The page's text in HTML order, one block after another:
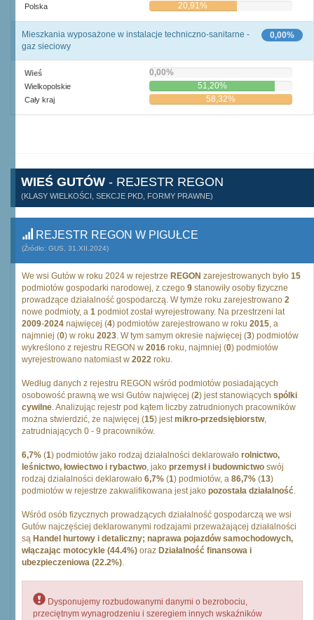
Polska 20,91%
0,00%
Mieszkania wyposażone w instalacje techniczno-sanitarne -
gaz sieciowy
Wieś 0,00%
Wielkopolskie 51,20%
Cały kraj 58,32%
WIEŚ GUTÓW - REJESTR REGON
(KLASY WIELKOŚCI, SEKCJE PKD, FORMY PRAWNE)
REJESTR REGON W PIGUŁCE
(Źródło: GUS, 31.XII.2024)
We wsi Gutów w roku 2024 w rejestrze REGON zarejestrowanych było 15
podmiotów gospodarki narodowej, z czego 9 stanowiły osoby fizyczne
prowadzące działalność gospodarczą. W tymże roku zarejestrowano 2
nowe podmioty, a 1 podmiot został wyrejestrowany. Na przestrzeni lat
2009-2024 najwięcej (4) podmiotów zarejestrowano w roku 2015, a
najmniej (0) w roku 2023. W tym samym okresie najwięcej (3) podmiotów
wykreślono z rejestru REGON w 2016 roku, najmniej (0) podmiotów
wyrejestrowano natomiast w 2022 roku.
Według danych z rejestru REGON wśród podmiotów posiadających
osobowość prawną we wsi Gutów najwięcej (2) jest stanowiących spólki
cywilne. Analizując rejestr pod kątem liczby zatrudnionych pracowników
można stwierdzić, że najwięcej (15) jestmikro-przedsiębiorstw,
zatrudniających 0 - 9 pracowników.
6,7% (1) podmiotów jako rodzaj działalności deklarowało rolnictwo,
leśnictwo, łowiectwo i rybactwo, jako przemysł i budownictwo swój
rodzaj działalności deklarowało 6,7% (1) podmiotów, a 86,7% (13)
podmiotów w rejestrze zakwalifikowana jest jako pozostała działalność.
Wśród osób fizycznych prowadzących działalność gospodarczą we wsi
Gutów najczęściej deklarowanymi rodzajami przeważającej działalności
są Handel hurtowy i detaliczny; naprawa pojazdów samochodowych,
włączając motocykle (44.4%) oraz Działalność finansowa i
ubezpieczeniowa (22.2%).
Dysponujemy rozbudowanymi danymi o bezrobociu,
przeciętnym wynagrodzeniu i szeregiem innych wskaźników